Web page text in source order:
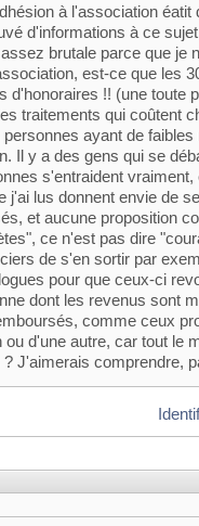
à l'association
d'informations à ce
brutale parce que je
est-ce que les
d'honoraires !! (une toute
traitements qui coûtent
ayant de
Il y a des gens qui se
s'entraident
j'ai lus donnent envie de
et aucune proposition
ce n'est pas dire
de s'en sortir par
pour que ceux-ci
dont les revenus sont
comme ceux
d'une autre, car tout le
J'aimerais comprendre,